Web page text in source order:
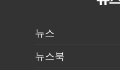
뉴스
뉴스북